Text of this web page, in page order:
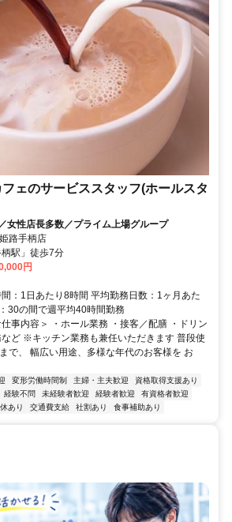
ェのサービススタッフ(ホールスタ
女性店長多数／プライム上場グループ
路手柄店
駅」徒歩7分
円
：1日あたり8時間 平均勤務日数：1ヶ月あた
30の間で週平均40時間勤務
事内容＞ ・ホール業務 ・接客／配膳 ・ドリン
ど ※キッチン業務も兼任いただきます 普段使
で、 幅広い用途、多様な年代のお客様を お
変形労働時間制 主婦・主夫歓迎
資格取得支援あり
経験不問 未経験者歓迎 経験者歓迎
有資格者歓迎
あり 交通費支給 社割あり 食事補助あり